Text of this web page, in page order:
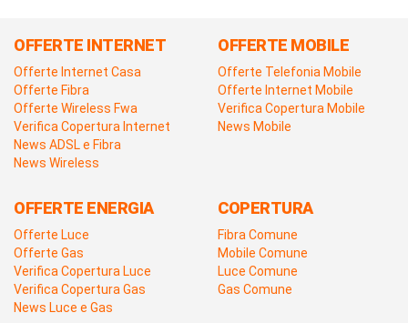
OFFERTE INTERNET
Offerte Internet Casa
Offerte Fibra
Offerte Wireless Fwa
Verifica Copertura Internet
News ADSL e Fibra
News Wireless
OFFERTE MOBILE
Offerte Telefonia Mobile
Offerte Internet Mobile
Verifica Copertura Mobile
News Mobile
OFFERTE ENERGIA
Offerte Luce
Offerte Gas
Verifica Copertura Luce
Verifica Copertura Gas
News Luce e Gas
COPERTURA
Fibra Comune
Mobile Comune
Luce Comune
Gas Comune